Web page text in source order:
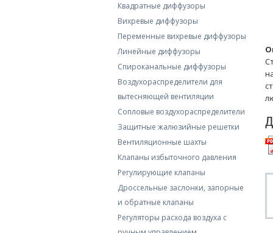
Квадратные диффузоры
Вихревые диффузоры
Переменные вихревые диффузоры
Линейные диффузоры
Спироканальные диффузоры
Воздухораспределители для
вытесняющей вентиляции
Сопловые воздухораспределители
Защитные жалюзийные решетки
Вентиляционные шахты
Клапаны избыточного давления
Регулирующие клапаны
Дроссельные заслонки, запорные
и обратные клaпаны
Регуляторы расхода воздуха с